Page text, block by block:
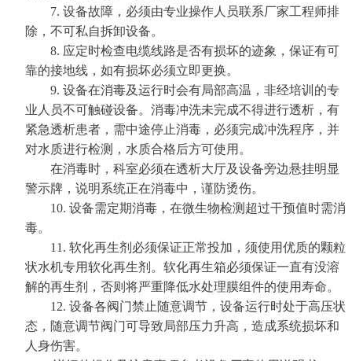
7. 设备故障，必须由专业操作人员联系厂家工程师排
除，不可私自拆卸设备。
8. 应定时检查电缆线路是否有损坏的迹象，保证有可
靠的接地线，如有损坏必须立即更换。
9. 设备在消毒及运行时会有局部高温，非经培训的专
业人员不可触碰设备。消毒冲洗未完成不得进行透析，有
紧急透析患者，需中途停止消毒，必须完成冲洗程序，并
对水质进行检测，水质合格后方可使用。
在消毒时，科室必须在透析大厅及设备旁边悬挂明显
警示牌，说明系统正在消毒中，谨防烫伤。
10. 设备需定期消毒，在微生物检测超过干预值时需消
毒。
11. 软化再生剂必须保证正常投加，须使用优质的颗粒
状水机专用软化再生剂。软化再生箱必须保证一直有没溶
解的再生剂，否则将严重降低水处理膜组件的使用寿命。
12. 设备各阀门禁止随意调节，设备运行时处于高压状
态，随意调节阀门可导致局部压力升高，造成系统损坏和
人身伤害。